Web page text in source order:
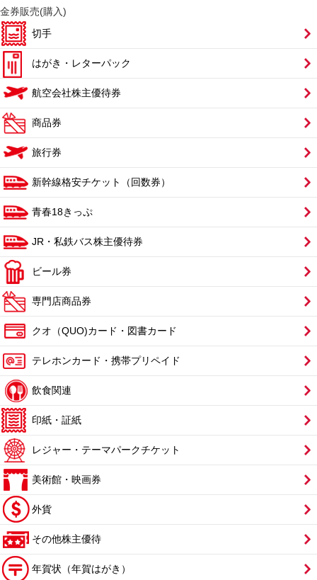
金券販売(購入)
切手
はがき・レターパック
航空会社株主優待券
商品券
旅行券
新幹線格安チケット（回数券）
青春18きっぷ
JR・私鉄バス株主優待券
ビール券
専門店商品券
クオ（QUO)カード・図書カード
テレホンカード・携帯プリペイド
飲食関連
印紙・証紙
レジャー・テーマパークチケット
美術館・映画券
外貨
その他株主優待
年賀状（年賀はがき）